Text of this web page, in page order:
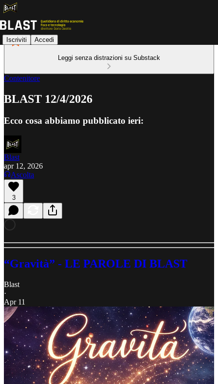
Iscriviti Accedi
Leggi senza distrazioni su Substack
Contenitore
BLAST 12/4/2026
Ecco cosa abbiamo pubblicato ieri:
Blast
apr 12, 2026
Ascolta
3
“Gravità” - LE PAROLE DI BLAST
Blast
·
Apr 11